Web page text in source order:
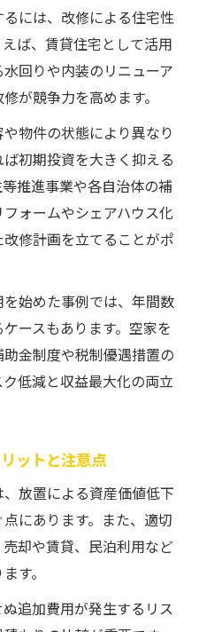
には、改修による住宅性
ば、賃貸住宅として活用
回りや内装のリニューア
が競争力を高めます。
物件の状態により異なり
初期投資を大きく抑える
推進事業や各自治体の補
ォームやシェアハウス化
修計画を立てることがポ
始めた事例では、年間数
ースもあります。空家を
金制度や税制優遇措置の
低減と収益最大化の両立
ットと注意点
放置による資産価値低下
にあります。また、適切
却や賃貸、民泊利用など
す。
追加費用が発生するリス